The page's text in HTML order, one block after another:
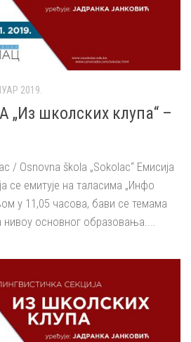
2019.
школских клупа“ –
/ Osnovna škola „Sokolac“ Емисија
се емитује на таласима „Инфо
у 11,05 часова, бави се темама
нивоу основног образовања....